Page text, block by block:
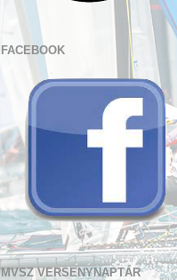
FACEBOOK
MVSZ VERSENYNAPTÁR